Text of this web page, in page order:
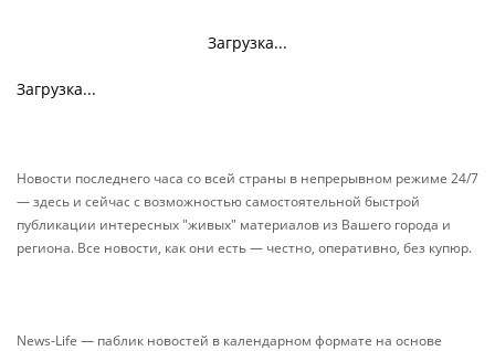
Загрузка...
Загрузка...
Новости последнего часа со всей страны в непрерывном режиме 24/7
— здесь и сейчас с возможностью самостоятельной быстрой
публикации интересных "живых" материалов из Вашего города и
региона. Все новости, как они есть — честно, оперативно, без купюр.
News-Life — паблик новостей в календарном формате на основе